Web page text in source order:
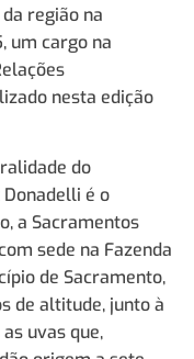
região na
um cargo na
nesta edição
do
é o
a Sacramentos
sede na Fazenda
de Sacramento,
de altitude, junto à
uvas que,